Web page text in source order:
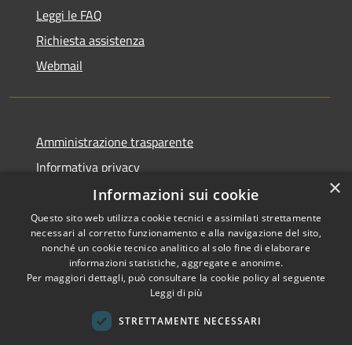
Leggi le FAQ
Richiesta assistenza
Webmail
Amministrazione trasparente
Informativa privacy
Dichiarazione di accessibilità
Whistleblowing - segnalazione illeciti
Copyright © 2026 • Comune di
×
Informazioni sui cookie
Questo sito web utilizza cookie tecnici e assimilati strettamente
necessari al corretto funzionamento e alla navigazione del sito,
nonché un cookie tecnico analitico al solo fine di elaborare
informazioni statistiche, aggregate e anonime.
Per maggiori dettagli, può consultare la cookie policy al seguente
Leggi di più
STRETTAMENTE NECESSARI